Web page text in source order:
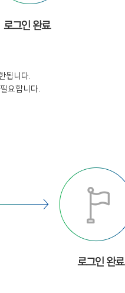
로그인 완료
됩니다.
요합니다.
로그인 완료